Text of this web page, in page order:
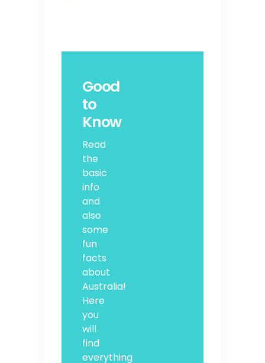
Good
to
Know
Read
the
basic
info
and
also
some
fun
facts
about
Australia!
Here
you
will
find
everything